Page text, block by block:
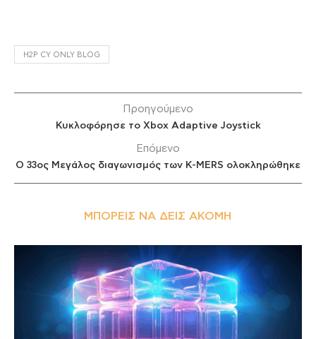
H2P CY ONLY BLOG
Προηγούμενο
Κυκλοφόρησε το Xbox Adaptive Joystick
Επόμενο
Ο 33ος Μεγάλος διαγωνισμός των K-MERS ολοκληρώθηκε
ΜΠΟΡΕΊΣ ΝΑ ΔΕΙΣ ΑΚΌΜΗ